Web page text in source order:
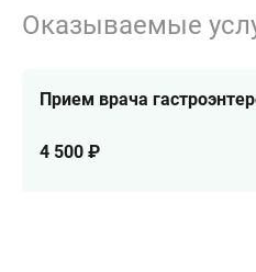
Оказываемые
Прием врача
4 500 ₽